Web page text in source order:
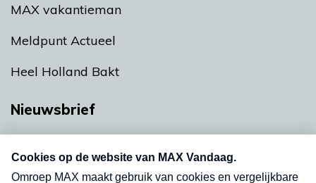
MAX vakantieman
Meldpunt Actueel
Heel Holland Bakt
Nieuwsbrief
Neem hier een gratis abonnement op onze
nieuwsbrief. Elke vrijdag- en dinsdagochtend in
uw mailbox.